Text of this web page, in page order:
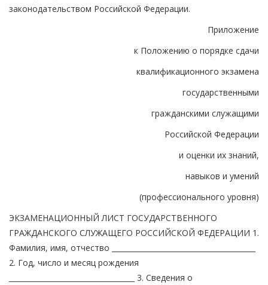
законодательством Российской Федерации.
Приложение
к Положению о порядке сдачи
квалификационного экзамена
государственными
гражданскими служащими
Российской Федерации
и оценки их знаний,
навыков и умений
(профессионального уровня)
ЭКЗАМЕНАЦИОННЫЙ ЛИСТ ГОСУДАРСТВЕННОГО
ГРАЖДАНСКОГО СЛУЖАЩЕГО РОССИЙСКОЙ ФЕДЕРАЦИИ 1.
Фамилия, имя, отчество ________________________________________
2. Год, число и месяц рождения
___________________________________ 3. Сведения о